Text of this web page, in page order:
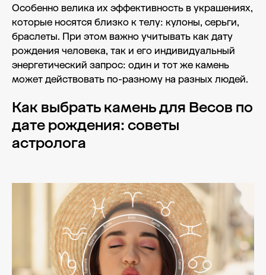
Особенно велика их эффективность в украшениях,
которые носятся близко к телу: кулоны, серьги,
браслеты. При этом важно учитывать как дату
рождения человека, так и его индивидуальный
энергетический запрос: один и тот же камень
может действовать по-разному на разных людей.
Как выбрать камень для Весов по
дате рождения: советы
астролога